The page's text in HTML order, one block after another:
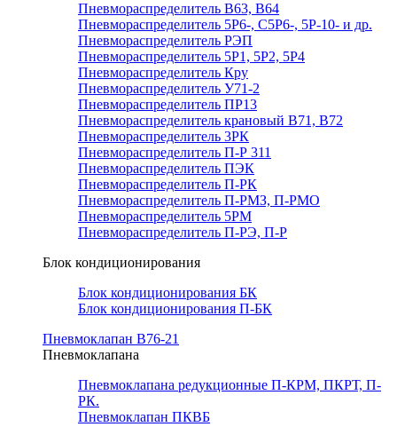
Пневмораспределитель В63, В64
Пневмораспределитель 5Р6-, С5Р6-, 5Р-10- и др.
Пневмораспределитель РЭП
Пневмораспределитель 5Р1, 5Р2, 5Р4
Пневмораспределитель Кру
Пневмораспределитель У71-2
Пневмораспределитель ПР13
Пневмораспределитель крановый В71, В72
Пневмораспределитель 3РК
Пневмораспределитель П-Р 311
Пневмораспределитель ПЭК
Пневмораспределитель П-РК
Пневмораспределитель П-РМЗ, П-РМО
Пневмораспределитель 5РМ
Пневмораспределитель П-РЭ, П-Р
Блок кондиционирования
Блок кондиционирования БК
Блок кондиционирования П-БК
Пневмоклапан В76-21
Пневмоклапана
Пневмоклапана редукционные П-КРМ, ПКРТ, П-
РК.
Пневмоклапан ПКВБ